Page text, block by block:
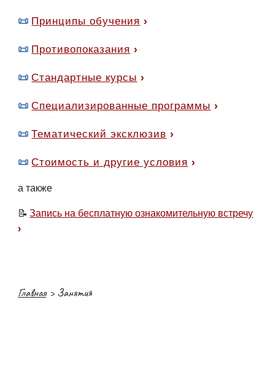
📜 Принципы обучения ›
📜 Противопоказания ›
📜Стандартные курсы ›
📜Специализированные программы ›
📜Тематический эксклюзив ›
📜Стоимость и другие условия ›
а также
📝Запись на бесплатную ознакомительную встречу
›
Главная> Занятия